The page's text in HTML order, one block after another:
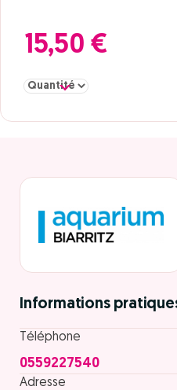
15,50 €
Sélectionner la quantité pour
Informations
Téléphone
0559227540
Adresse